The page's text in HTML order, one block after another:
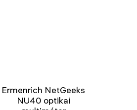
Ermenrich NetGeeks
NU40 optikai